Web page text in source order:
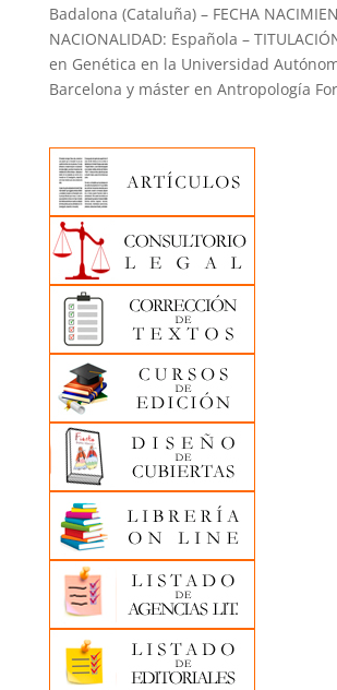
Badalona (Cataluña) – FECHA
NACIONALIDAD: Española –
en Genética en la Universidad
Barcelona y máster en Antropología